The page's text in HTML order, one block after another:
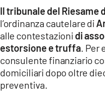
LACTV.IT
LACONAIR.IT
LACITYMAG.IT
ILREGGINO.IT
COSENZACHANNEL.IT
Il tribunale del Riesame
l’ordinanza cautelare di
alle contestazioni di
estorsione e truffa .
consulente finanziario
domiciliari dopo oltre
preventiva.